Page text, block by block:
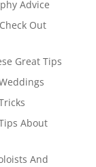
Advice
Out
Great Tips
About
And